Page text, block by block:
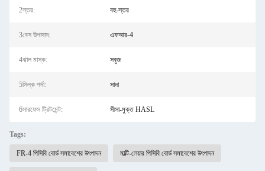
2স্তর: বহু-স্তর
3বেস উপাদান: এফআর-4
4ঝাল মাস্ক: সবুজ
5সিল্ক পর্দা: সাদা
6সারফেস ট্রিটমেন্ট: সীসা-মুক্ত HASL
Tags:
FR-4 পিসিবি বোর্ড সমাবেশের উৎপাদন মাল্টি-লেয়ার পিসিবি বোর্ড সমাবেশের উৎপাদন